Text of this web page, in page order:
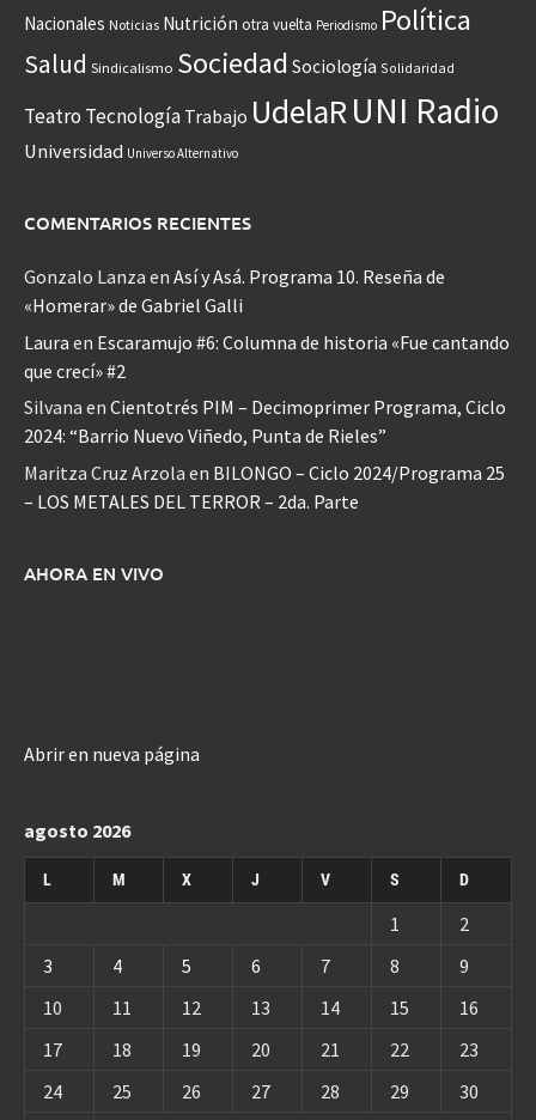
Nacionales Noticias Nutrición otra vuelta Periodismo Política
Salud Sindicalismo Sociedad Sociología Solidaridad
Teatro Tecnología Trabajo UdelaRUNI Radio
Universidad Universo Alternativo
COMENTARIOS RECIENTES
Gonzalo Lanza en Así y Asá. Programa 10. Reseña de
«Homerar» de Gabriel Galli
Laura en Escaramujo #6: Columna de historia «Fue cantando
que crecí» #2
Silvana en Cientotrés PIM – Decimoprimer Programa, Ciclo
2024: “Barrio Nuevo Viñedo, Punta de Rieles”
Maritza Cruz Arzola en BILONGO – Ciclo 2024/Programa 25
– LOS METALES DEL TERROR – 2da. Parte
AHORA EN VIVO
Abrir en nueva página
agosto 2026
L M X J V S D
1
2
3
4 5 6 7 8
9
10
11 12 13 14 15
16
17
18 19 20 21 22
23
24
25 26 27 28 29 30